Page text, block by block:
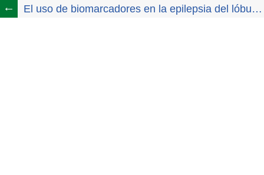
El uso de biomarcadores en la epilepsia del lóbulo temporal